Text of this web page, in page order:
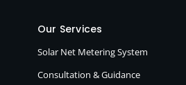
Our Services
Solar Net Metering System
Consultation & Guidance